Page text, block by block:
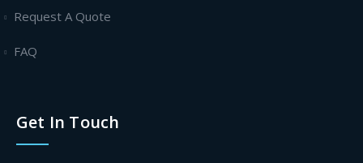
Request A Quote
FAQ
Get In Touch